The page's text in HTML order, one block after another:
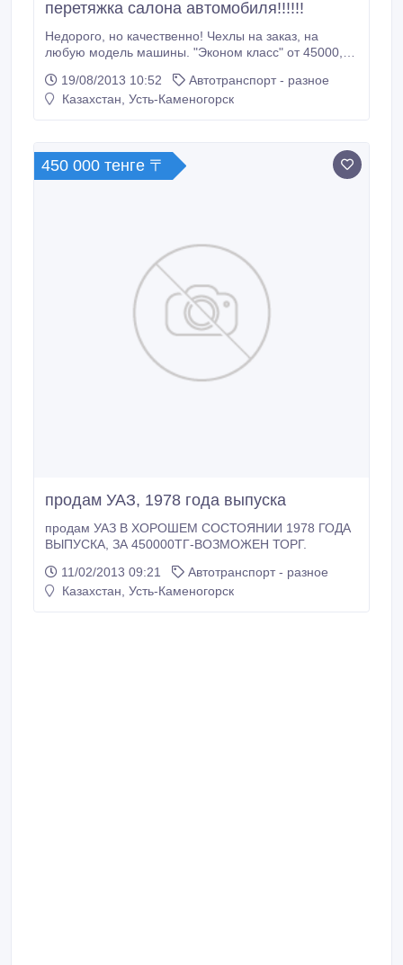
перетяжка салона автомобиля!!!!!!
Недорого, но качественно! Чехлы на заказ, на
любую модель машины. "Эконом класс" от 45000,
зависят от выбора ткани. Перетяжка салона,
потолка, дверей и др. Салон от 130000, сидение 1
19/08/2013 10:52
Автотранспорт - разное
Казахстан, Усть-Каменогорск
450 000 тенге 〒
продам УАЗ, 1978 года выпуска
продам УАЗ В ХОРОШЕМ СОСТОЯНИИ 1978 ГОДА
ВЫПУСКА, ЗА 450000ТГ-ВОЗМОЖЕН ТОРГ.
11/02/2013 09:21
Автотранспорт - разное
Казахстан, Усть-Каменогорск